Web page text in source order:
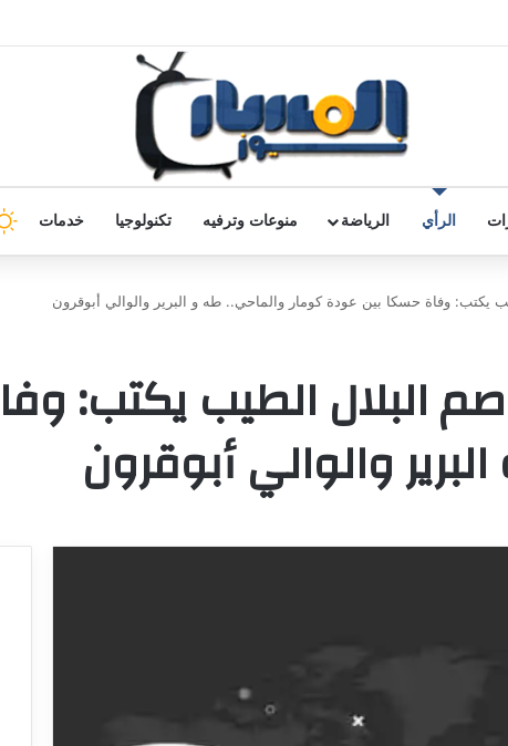
الرأي الرياضة منوعات وترفيه تكنولوجيا خدمات
يكتب: وفاة حسكا بين عودة كومار والماحي.. طه و البرير والوالي أبوقرون
البلال الطيب يكتب:
والوالي أبوقرون